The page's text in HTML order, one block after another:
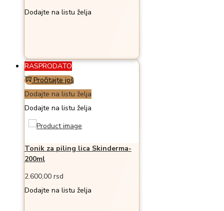
Dodajte na listu želja
RASPRODATO
Pročitajte još
Dodajte na listu želja
Dodajte na listu želja
Tonik za piling lica Skinderma-
200ml
2.600,00 rsd
Dodajte na listu želja